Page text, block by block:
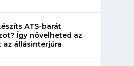
ATS-barát
Így növelheted az
az állásinterjúra